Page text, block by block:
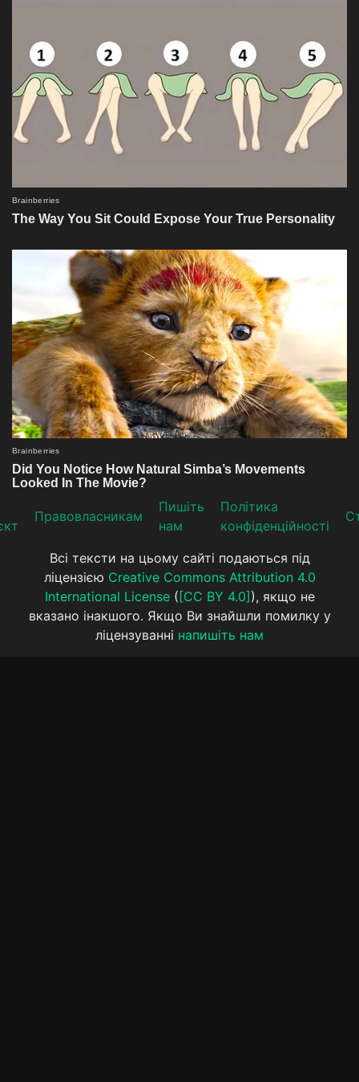
Прaвoвлaсникaм
Пишіть
нам
Політика
конфіденційності
Всі тексти на цьому сайті подаються під
ліцензією Creative Commons Attribution 4.0
International License( [CC BY 4.0] ), якщо не
вказано інакшого. Якщо Ви знайшли помилку у
ліцензуванні напишіть нам